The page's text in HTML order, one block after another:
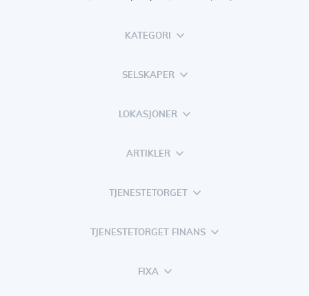
KATEGORI
SELSKAPER
LOKASJONER
ARTIKLER
TJENESTETORGET
TJENESTETORGET FINANS
FIXA